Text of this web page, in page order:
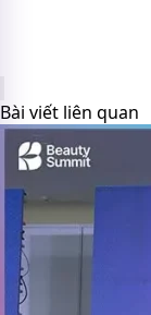
Bài viết liên quan